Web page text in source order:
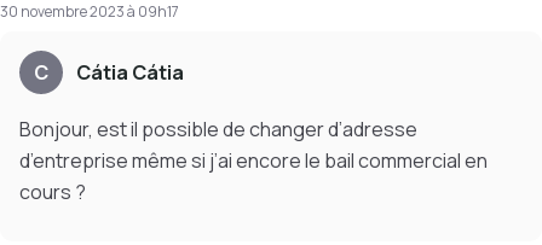
30 novembre 2023 à 09h17
C Cátia Cátia
Bonjour, est il possible de changer d’adresse
d’entreprise même si j’ai encore le bail commercial en
cours ?